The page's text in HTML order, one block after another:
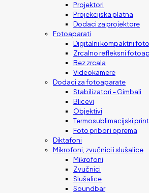
Projektori
Projekcijska platna
Dodaci za projektore
Fotoaparati
Digitalni kompaktni
Zrcalno refleksni
Bez zrcala
Videokamere
Dodaci za fotoaparate
Stabilizatori – Gimbali
Blicevi
Objektivi
Termosublimacijski
Foto pribor i oprema
Diktafoni
Mikrofoni, zvučnici i slušalice
Mikrofoni
Zvučnici
Slušalice
Soundbar